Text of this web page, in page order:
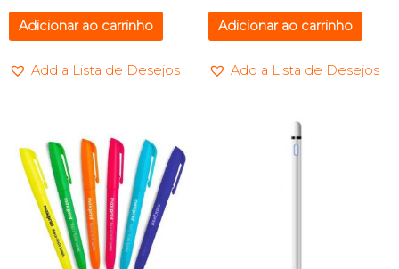
Adicionar ao carrinho
Add a Lista de Desejos
Adicionar ao carrinho
Add a Lista de Desejos